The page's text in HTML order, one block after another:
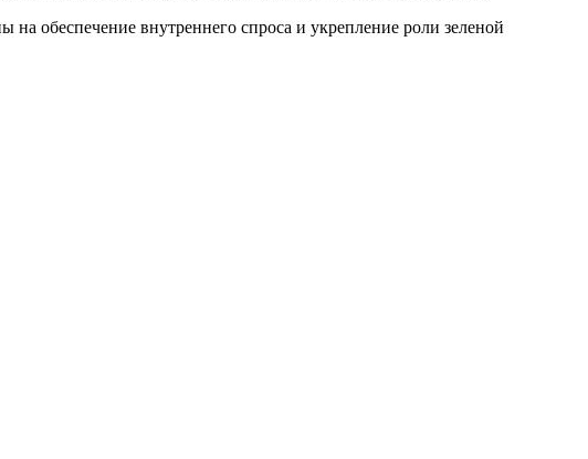
обеспечение внутреннего спроса и укрепление роли зеленой